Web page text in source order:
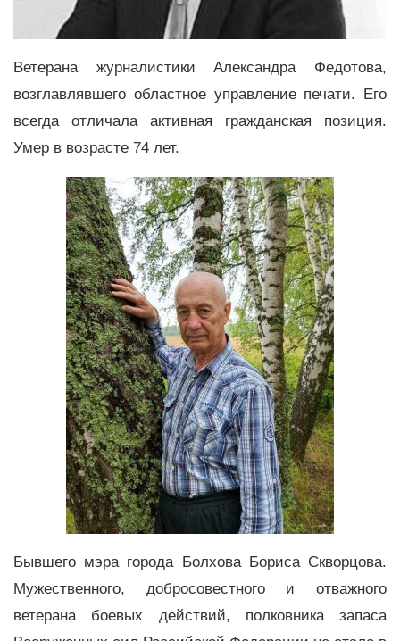
Ветерана журналистики Александра Федотова,
возглавлявшего областное управление печати. Его
всегда отличала активная гражданская позиция.
Умер в возрасте 74 лет.
Бывшего мэра города Болхова Бориса Скворцова.
Мужественного, добросовестного и отважного
ветерана боевых действий, полковника запаса